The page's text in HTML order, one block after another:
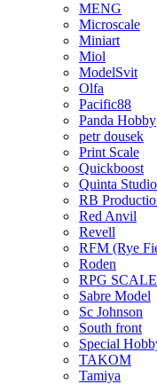
MENG
Microscale
Miniart
Miol
ModelSvit
Olfa
Pacific88
Panda Hobby
petr dousek
Print Scale
Quickboost
Quinta Studio
RB
Red Anvil
Revell
RFM (Rye
Roden
RPG
Sabre Model
Sc Johnson
South front
Special
TAKOM
Tamiya